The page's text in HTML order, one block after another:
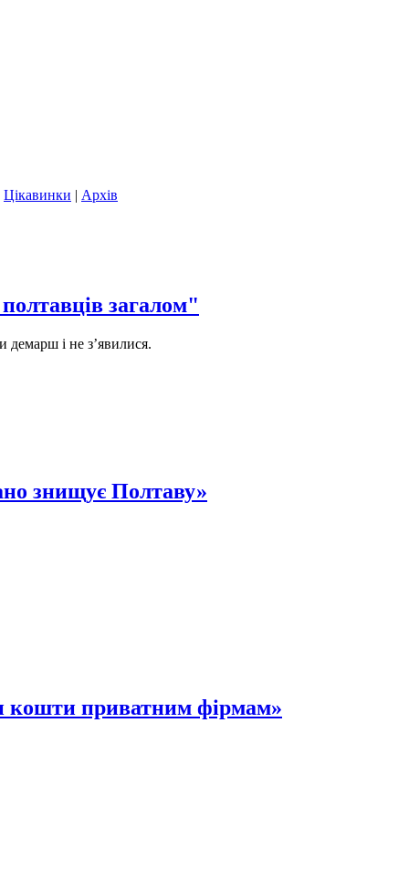
Цікавинки | Архів
загалом"
демарш і не з’явилися.
знищує Полтаву»
кошти приватним фірмам»